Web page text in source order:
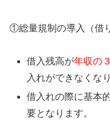
①総量規制の導入（借
借入残高が年収の
入れができなくな
借入れの際に基本
要となります。